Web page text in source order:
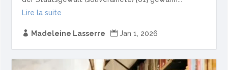
Lire la suite
 Madeleine Lasserre  Jan 1, 2026